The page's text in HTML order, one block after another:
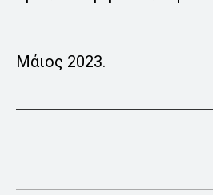
Μάιος 2023.